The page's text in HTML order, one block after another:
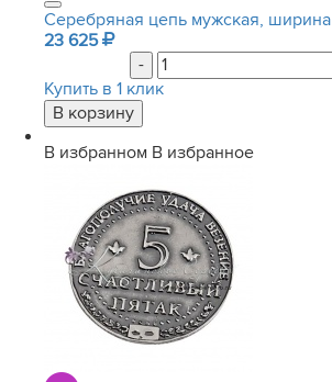
Серебряная цепь мужская,
23 625
-
Купить в 1 клик
В избранном В избранное